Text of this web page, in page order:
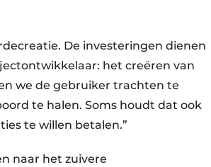
De investeringen dienen
het creëren van
we de gebruiker trachten te
te halen. Soms houdt dat ook
te willen betalen.”
naar het zuivere